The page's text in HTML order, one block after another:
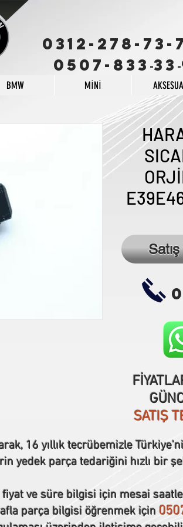
0312-278-73-
0507-833 -33 -
BMW MİNİ
SATIŞ
16 yıllık tecrübemizle
yedek parça tedariğini hızlı bir
fiyat ve süre bilgisi için mesai
parça bilgisi öğrenmek için